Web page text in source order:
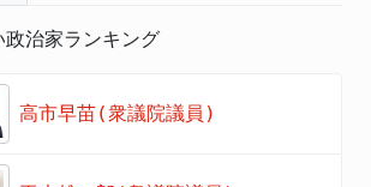
政治家ランキング
高市早苗(衆議院議員)